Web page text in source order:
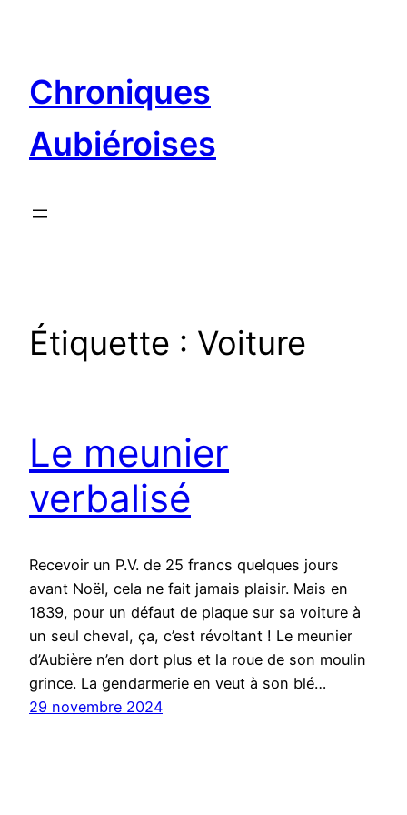
Chroniques
Aubiéroises
Étiquette : Voiture
Le meunier
verbalisé
Recevoir un P.V. de 25 francs quelques jours
avant Noël, cela ne fait jamais plaisir. Mais en
1839, pour un défaut de plaque sur sa voiture à
un seul cheval, ça, c’est révoltant ! Le meunier
d’Aubière n’en dort plus et la roue de son moulin
grince. La gendarmerie en veut à son blé…
29 novembre 2024